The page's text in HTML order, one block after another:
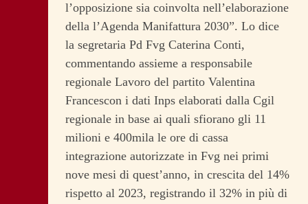
l’opposizione sia coinvolta nell’elaborazione
della l’Agenda Manifattura 2030”. Lo dice
la segretaria Pd Fvg Caterina Conti,
commentando assieme a responsabile
regionale Lavoro del partito Valentina
Francescon i dati Inps elaborati dalla Cgil
regionale in base ai quali sfiorano gli 11
milioni e 400mila le ore di cassa
integrazione autorizzate in Fvg nei primi
nove mesi di quest’anno, in crescita del 14%
rispetto al 2023, registrando il 32% in più di